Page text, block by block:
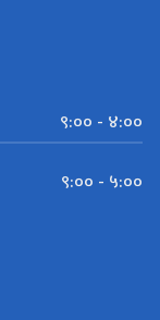
९:०० - ४:००
९:०० - ५:००